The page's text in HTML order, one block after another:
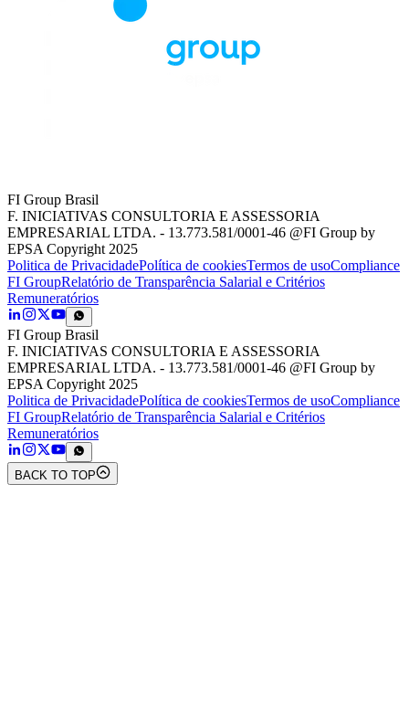
FI Group Brasil
F. INICIATIVAS CONSULTORIA E ASSESSORIA
EMPRESARIAL LTDA. - 13.773.581/0001-46 @FI Group by
EPSA Copyright 2025
Politica de PrivacidadePolítica de cookiesTermos de usoCompliance
FI GroupRelatório de Transparência Salarial e Critérios
Remuneratórios
FI Group Brasil
F. INICIATIVAS CONSULTORIA E ASSESSORIA
EMPRESARIAL LTDA. - 13.773.581/0001-46 @FI Group by
EPSA Copyright 2025
Politica de PrivacidadePolítica de cookiesTermos de usoCompliance
FI GroupRelatório de Transparência Salarial e Critérios
Remuneratórios
BACK TO TOP